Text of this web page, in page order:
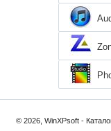
© 2026, WinXPsoft -